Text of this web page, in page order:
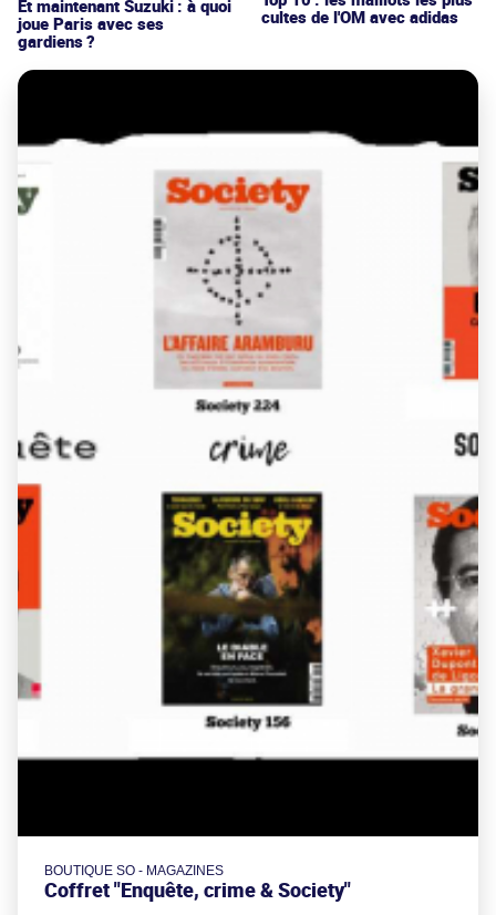
Et maintenant Suzuki : à quoi
joue Paris avec ses
gardiens ?
cultes de l'OM avec adidas
BOUTIQUE SO - MAGAZINES
Coffret "Enquête, crime & Society"